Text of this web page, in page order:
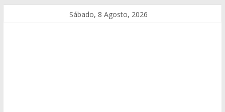
Sábado, 8 Agosto, 2026